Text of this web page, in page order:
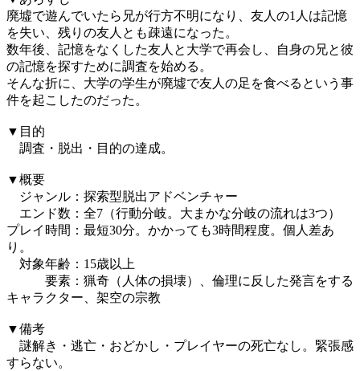
廃墟で遊んでいたら兄が行方不明になり、友人の1人は記憶
を失い、残りの友人とも疎遠になった。
数年後、記憶をなくした友人と大学で再会し、自身の兄と彼
の記憶を探すために調査を始める。
そんな折に、大学の学生が廃墟で友人の足を食べるという事
件を起こしたのだった。
▼目的
調査・脱出・目的の達成。
▼概要
ジャンル：探索型脱出アドベンチャー
エンド数：全7（行動分岐。大まかな分岐の流れは3つ）
プレイ時間：最短30分。かかっても3時間程度。個人差あ
り。
対象年齢：15歳以上
要素：猟奇（人体の損壊）、倫理に反した発言をする
キャラクター、架空の宗教
▼備考
謎解き・逃亡・おどかし・プレイヤーの死亡なし。緊張感
すらない。